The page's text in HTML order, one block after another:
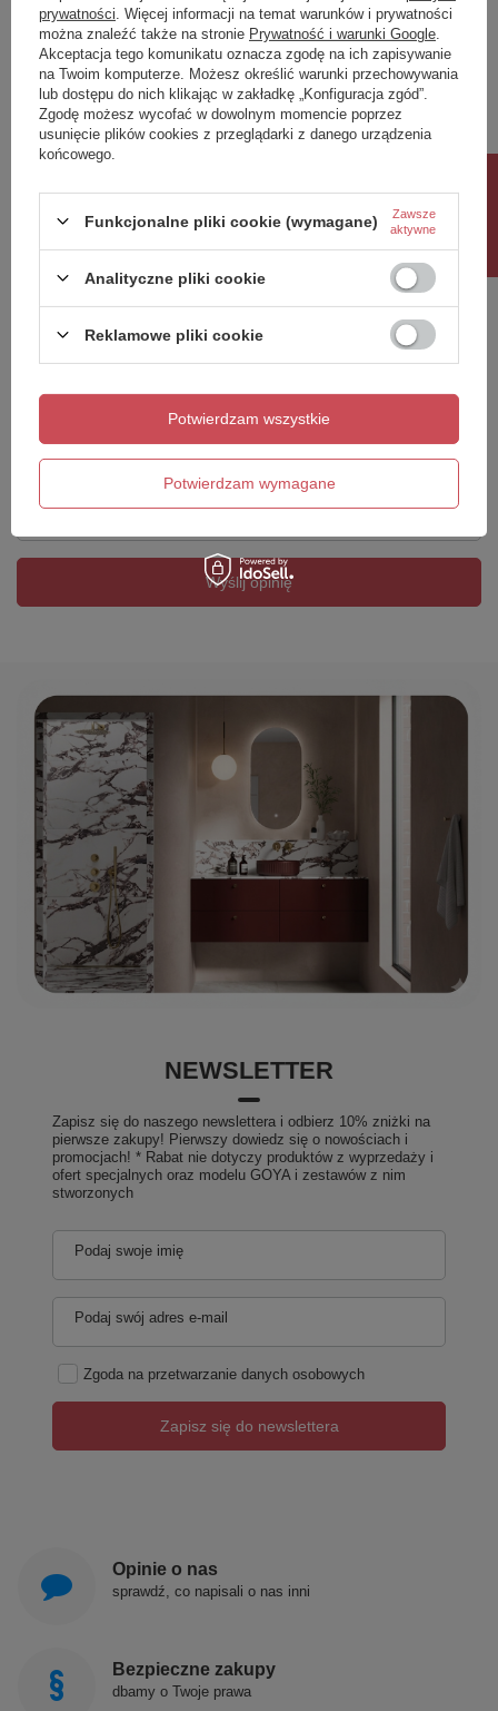
Napisz swoją opinię
Twoja ocena:
5/5
Dodaj własne zdjęcie produktu:
Twoje imię
Wyślij opinię
NEWSLETTER
Zapisz się do naszego newslettera i odbierz 10% zniżki na
pierwsze zakupy! Pierwszy dowiedz się o nowościach i
promocjach! * Rabat nie dotyczy produktów z wyprzedaży i
ofert specjalnych oraz modelu GOYA i zestawów z nim
stworzonych
Podaj swoje imię
Podaj swój adres e-mail
Zgoda na przetwarzanie danych osobowych
Zapisz się do newslettera
Opinie o nas
sprawdź, co napisali o nas inni
Bezpieczne zakupy
dbamy o Twoje prawa
prywatności . Więcej informacji na temat warunków i prywatności
można znaleźć także na stronie Prywatność i warunki Google
Akceptacja tego komunikatu oznacza zgodę na ich zapisywanie
na Twoim komputerze. Możesz określić warunki przechowywania
lub dostępu do nich klikając w zakładkę „Konfiguracja zgód”.
Zgodę możesz wycofać w dowolnym momencie poprzez
usunięcie plików cookies z przeglądarki z danego urządzenia
końcowego.
Funkcjonalne pliki cookie (wymagane)
Zawsze
aktywne
Analityczne pliki cookie
Reklamowe pliki cookie
Potwierdzam wymagane
Potwierdzam wszystkie